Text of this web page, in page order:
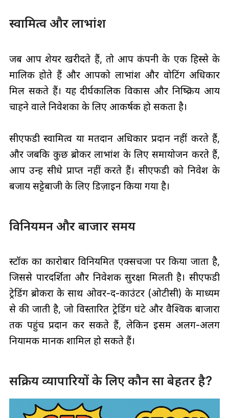
स्वामित्व और लाभांश
जब आप शेयर खरीदते हैं, तो आप कंपनी के एक हिस्से के
मालिक होते हैं और आपको लाभांश और वोटिंग अधिकार
मिल सकते हैं। यह दीर्घकालिक विकास और निष्क्रिय आय
चाहने वाले निवेशकों के लिए आकर्षक हो सकता है।
सीएफडी स्वामित्व या मतदान अधिकार प्रदान नहीं करते हैं,
और जबकि कुछ ब्रोकर लाभांश के लिए समायोजन करते हैं,
आप उन्हें सीधे प्राप्त नहीं करते हैं। सीएफडी को निवेश के
बजाय सट्टेबाजी के लिए डिज़ाइन किया गया है।
विनियमन और बाजार समय
स्टॉक का कारोबार विनियमित एक्सचेंजों पर किया जाता है,
जिससे पारदर्शिता और निवेशक सुरक्षा मिलती है। सीएफडी
ट्रेडिंग ब्रोकरों के साथ ओवर-द-काउंटर (ओटीसी) के माध्यम
से की जाती है, जो विस्तारित ट्रेडिंग घंटे और वैश्विक बाजारों
तक पहुंच प्रदान कर सकते हैं, लेकिन इसमें अलग-अलग
नियामक मानक शामिल हो सकते हैं।
सक्रिय व्यापारियों के लिए कौन सा बेहतर है?